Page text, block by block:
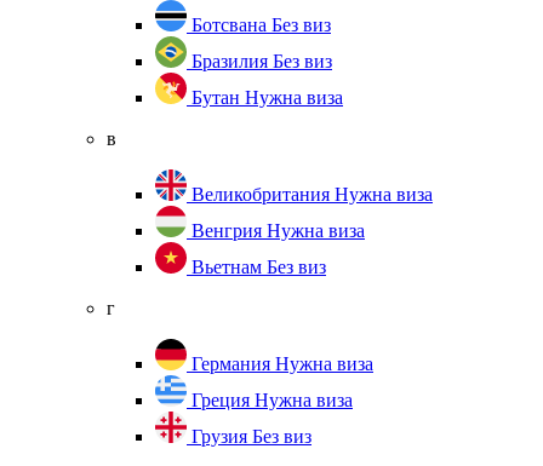
Ботсвана Без виз
Бразилия Без виз
Бутан Нужна виза
в
Великобритания Нужна виза
Венгрия Нужна виза
Вьетнам Без виз
г
Германия Нужна виза
Греция Нужна виза
Грузия Без виз